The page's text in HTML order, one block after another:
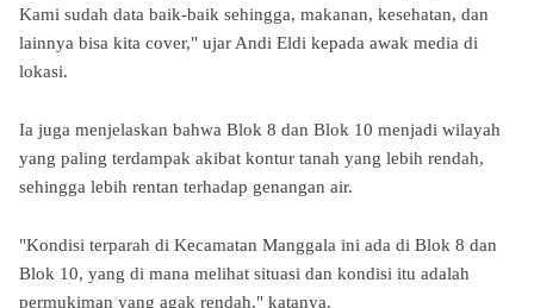
Kami sudah data baik-baik sehingga, makanan, kesehatan, dan
lainnya bisa kita cover," ujar Andi Eldi kepada awak media di
lokasi.
Ia juga menjelaskan bahwa Blok 8 dan Blok 10 menjadi wilayah
yang paling terdampak akibat kontur tanah yang lebih rendah,
sehingga lebih rentan terhadap genangan air.
"Kondisi terparah di Kecamatan Manggala ini ada di Blok 8 dan
Blok 10, yang di mana melihat situasi dan kondisi itu adalah
permukiman yang agak rendah," katanya.